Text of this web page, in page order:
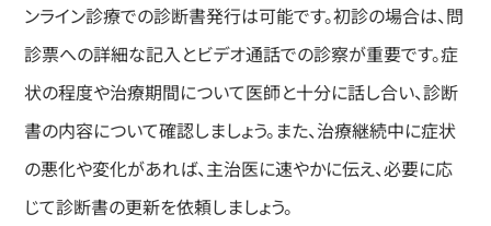
ンライン診療での診断書発行は可能です。初診の場合は、問
診票への詳細な記入とビデオ通話での診察が重要です。症
状の程度や治療期間について医師と十分に話し合い、診断
書の内容について確認しましょう。また、治療継続中に症状
の悪化や変化があれば、主治医に速やかに伝え、必要に応
じて診断書の更新を依頼しましょう。